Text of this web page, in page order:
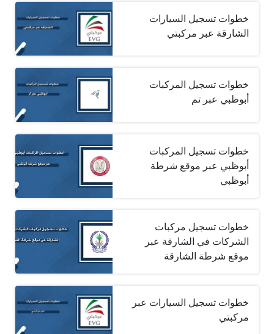
خطوات تسجيل السيارات
الشارقة عبر مركبتي
خطوات تسجيل المركبات
أبوظبي عبر تم
خطوات تسجيل المركبات
أبوظبي عبر موقع شرطة
أبوظبي
خطوات تسجيل مركبات
الشركات في الشارقة عبر
موقع شرطة الشارقة
خطوات تسجيل السيارات عبر
مركبتي